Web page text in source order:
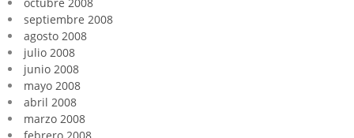
septiembre 2008
agosto 2008
julio 2008
junio 2008
mayo 2008
abril 2008
marzo 2008
febrero 2008